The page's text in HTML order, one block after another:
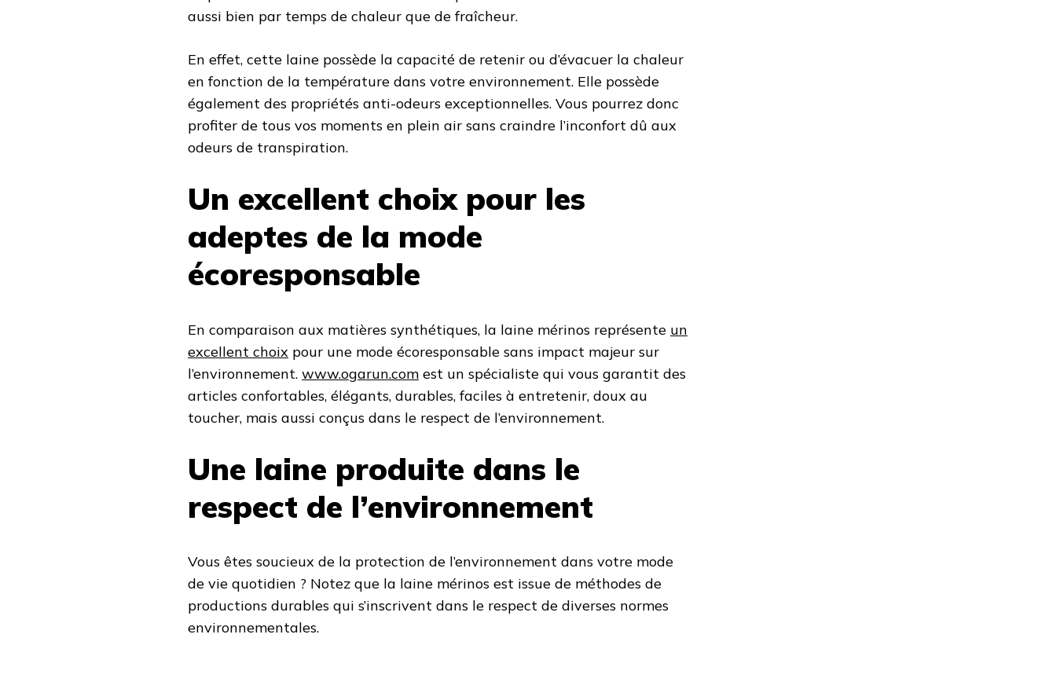
aussi bien par temps de chaleur que de fraîcheur.
En effet, cette laine possède la capacité de retenir ou d’évacuer la chaleur
en fonction de la température dans votre environnement. Elle possède
également des propriétés anti-odeurs exceptionnelles. Vous pourrez donc
profiter de tous vos moments en plein air sans craindre l’inconfort dû aux
odeurs de transpiration.
Un excellent choix pour les
adeptes de la mode
écoresponsable
En comparaison aux matières synthétiques, la laine mérinos représente un
excellent choix pour une mode écoresponsable sans impact majeur sur
l’environnement. www.ogarun.com est un spécialiste qui vous garantit des
articles confortables, élégants, durables, faciles à entretenir, doux au
toucher, mais aussi conçus dans le respect de l’environnement.
Une laine produite dans le
respect de l’environnement
Vous êtes soucieux de la protection de l’environnement dans votre mode
de vie quotidien ? Notez que la laine mérinos est issue de méthodes de
productions durables qui s’inscrivent dans le respect de diverses normes
environnementales.